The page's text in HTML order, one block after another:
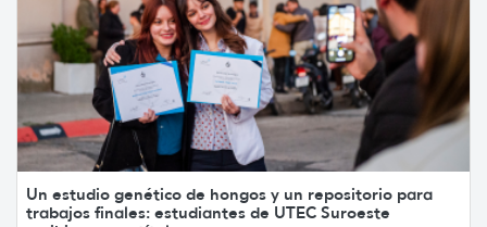
Un estudio genético de hongos y un repositorio para
trabajos finales: estudiantes de UTEC Suroeste